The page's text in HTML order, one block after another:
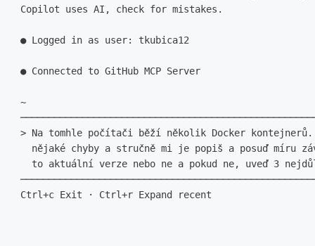
Copilot uses AI, check for mistakes.
● Logged in as user: tkubica12
● Connected to GitHub MCP Server
~
> Na tomhle počítači běží několik Docker
nějaké chyby a stručně mi je popiš a posuď míru
to aktuální verze nebo ne a pokud ne, uveď 3
Ctrl+c Exit · Ctrl+r Expand recent